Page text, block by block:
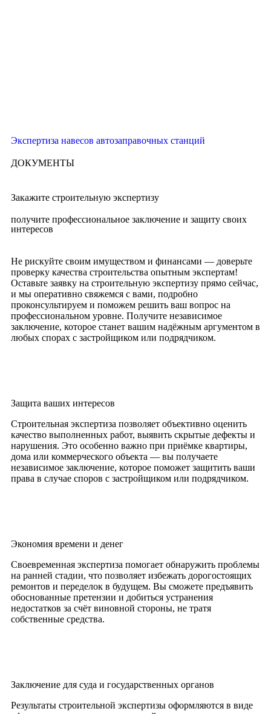
Экспертиза навесов автозаправочных станций
ДОКУМЕНТЫ
Закажите строительную экспертизу
получите профессиональное заключение и защиту своих
интересов
Не рискуйте своим имуществом и финансами — доверьте
проверку качества строительства опытным экспертам!
Оставьте заявку на строительную экспертизу прямо сейчас,
и мы оперативно свяжемся с вами, подробно
проконсультируем и поможем решить ваш вопрос на
профессиональном уровне. Получите независимое
заключение, которое станет вашим надёжным аргументом в
любых спорах с застройщиком или подрядчиком.
Защита ваших интересов
Строительная экспертиза позволяет объективно оценить
качество выполненных работ, выявить скрытые дефекты и
нарушения. Это особенно важно при приёмке квартиры,
дома или коммерческого объекта — вы получаете
независимое заключение, которое поможет защитить ваши
права в случае споров с застройщиком или подрядчиком.
Экономия времени и денег
Своевременная экспертиза помогает обнаружить проблемы
на ранней стадии, что позволяет избежать дорогостоящих
ремонтов и переделок в будущем. Вы сможете предъявить
обоснованные претензии и добиться устранения
недостатков за счёт виновной стороны, не тратя
собственные средства.
Заключение для суда и государственных органов
Результаты строительной экспертизы оформляются в виде